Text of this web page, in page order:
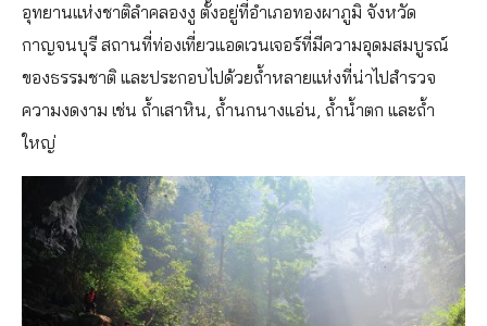
อุทยานแห่งชาติลำคลองงู ตั้งอยู่ที่อำเภอทองผาภูมิ จังหวัด
กาญจนบุรี สถานที่ท่องเที่ยวแอดเวนเจอร์ที่มีความอุดมสมบูรณ์
ของธรรมชาติ และประกอบไปด้วยถ้ำหลายแห่งที่น่าไปสำรวจ
ความงดงาม เช่น ถ้ำเสาหิน, ถ้ำนกนางแอ่น, ถ้ำน้ำตก และถ้ำ
ใหญ่